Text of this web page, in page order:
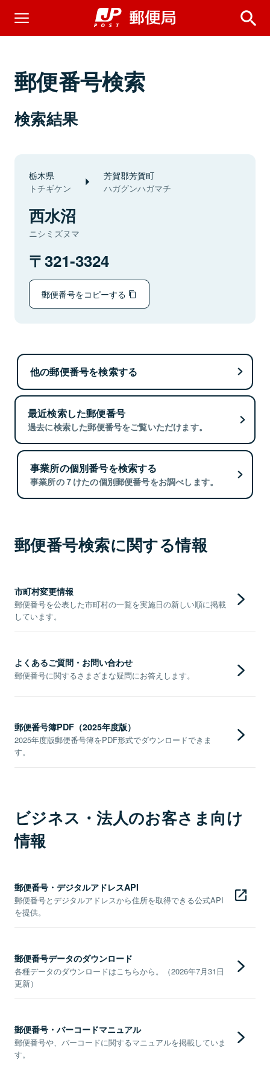
郵便番号検索
検索結果
栃木県
トチギケン
芳賀郡芳賀町
ハガグンハガマチ
西水沼
ニシミズヌマ
321-3324
郵便番号をコピーする
他の郵便番号を検索する
最近検索した郵便番号
過去に検索した郵便番号をご覧いただけます。
事業所の個別番号を検索する
事業所の７けたの個別郵便番号をお調べします。
郵便番号検索に関する情報
市町村変更情報
郵便番号を公表した市町村の一覧を実施日の新しい順に掲載
しています。
よくあるご質問・お問い合わせ
郵便番号に関するさまざまな疑問にお答えします。
郵便番号簿PDF（2025年度版）
2025年度版郵便番号簿をPDF形式でダウンロードできま
す。
ビジネス・法人のお客さま向け
情報
郵便番号・デジタルアドレスAPI
郵便番号とデジタルアドレスから住所を取得できる公式API
を提供。
郵便番号データのダウンロード
各種データのダウンロードはこちらから。（2026年7月31日
更新）
郵便番号・バーコードマニュアル
郵便番号や、バーコードに関するマニュアルを掲載していま
す。